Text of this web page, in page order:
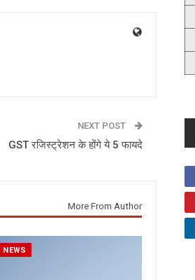
NEXT POST
GST रजिस्ट्रेशन के होंगे ये 5 फायदे
More From Author
NEWS